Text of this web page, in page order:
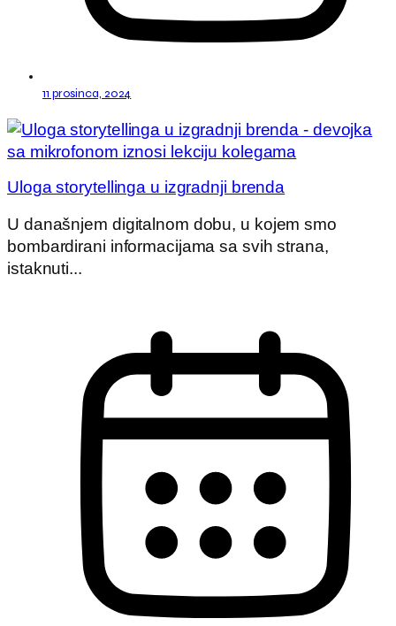
11 prosinca, 2024
Uloga storytellinga u izgradnji brenda
U današnjem digitalnom dobu, u kojem smo
bombardirani informacijama sa svih strana,
istaknuti...